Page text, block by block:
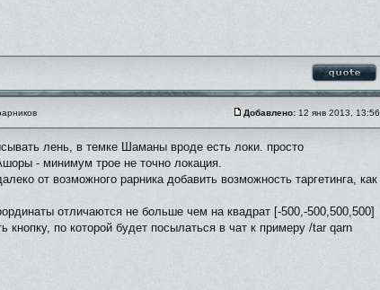
Добавлено: 12 янв 2013, 13:56
лень, в темке Шаманы вроде есть локи. просто
- минимум трое не точно локация.
от возможного рарника добавить возможность таргетинга, как
отличаются не больше чем на квадрат [-500,-500,500,500]
кнопку, по которой будет посылаться в чат к примеру /tar qarn